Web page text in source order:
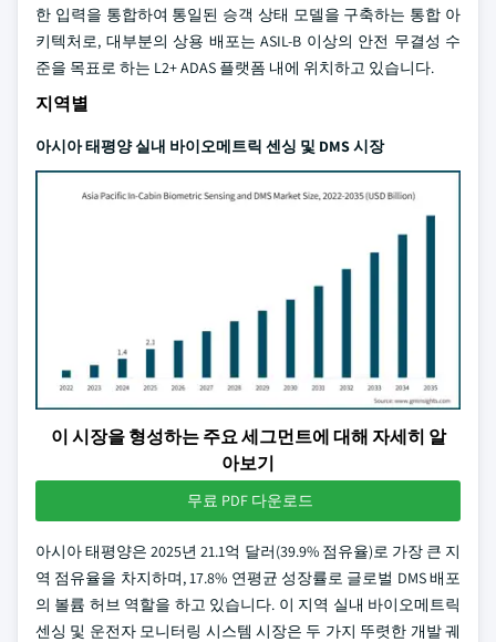
한 입력을 통합하여 통일된 승객 상태 모델을 구축하는 통합 아
키텍처로, 대부분의 상용 배포는 ASIL-B 이상의 안전 무결성 수
준을 목표로 하는 L2+ ADAS 플랫폼 내에 위치하고 있습니다.
지역별
아시아 태평양 실내 바이오메트릭 센싱 및 DMS 시장
이 시장을 형성하는 주요 세그먼트에 대해 자세히 알
아보기
무료 PDF 다운로드
아시아 태평양은 2025년 21.1억 달러(39.9% 점유율)로 가장 큰 지
역 점유율을 차지하며, 17.8% 연평균 성장률로 글로벌 DMS 배포
의 볼륨 허브 역할을 하고 있습니다. 이 지역 실내 바이오메트릭
센싱 및 운전자 모니터링 시스템 시장은 두 가지 뚜렷한 개발 궤